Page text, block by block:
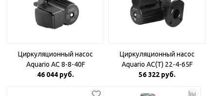
Циркуляционный насос
Aquario AC 8-8-40F
46 044 руб.
Циркуляционный насос
Aquario AC(T) 22-4-65F
56 322 руб.